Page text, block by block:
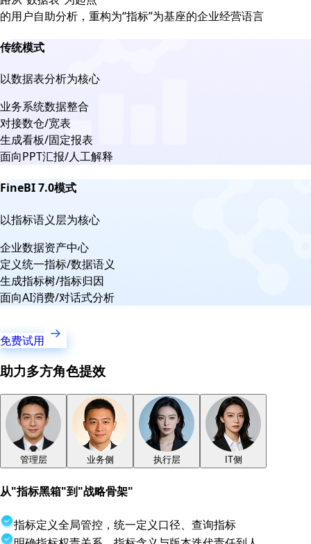
的用户自助分析，重构为“指标”为基座的企业经营语言
传统模式
以数据表分析为核心
业务系统数据整合
对接数仓/宽表
生成看板/固定报表
面向PPT汇报/人工解释
FineBI 7.0模式
以指标语义层为核心
企业数据资产中心
定义统一指标/数据语义
生成指标树/指标归因
面向AI消费/对话式分析
免费试用
助力多方角色提效
管理层 业务侧 执行层 IT侧
从"指标黑箱"到"战略骨架"
指标定义全局管控，统一定义口径、查询指标